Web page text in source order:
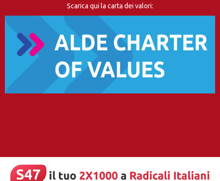
Scarica qui la carta dei valori: